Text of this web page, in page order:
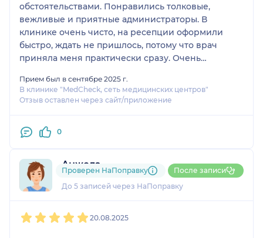
обстоятельствами. Понравились толковые,
вежливые и приятные администраторы. В
клинике очень чисто, на ресепции оформили
быстро, ждать не пришлось, потому что врач
приняла меня практически сразу. Очень
процедуру УЗИ - тактичная, приятная, опытный
профессионал своего дела. Если снова возникнет
Прием был в сентябре 2025 г.
В клинике "MedCheck, сеть медицинских центров"
Отзыв оставлен через сайт/приложение
0
Анжела
1 отзыв
До 5 записей через НаПоправку
Проверен НаПоправку После записи
20.08.2025